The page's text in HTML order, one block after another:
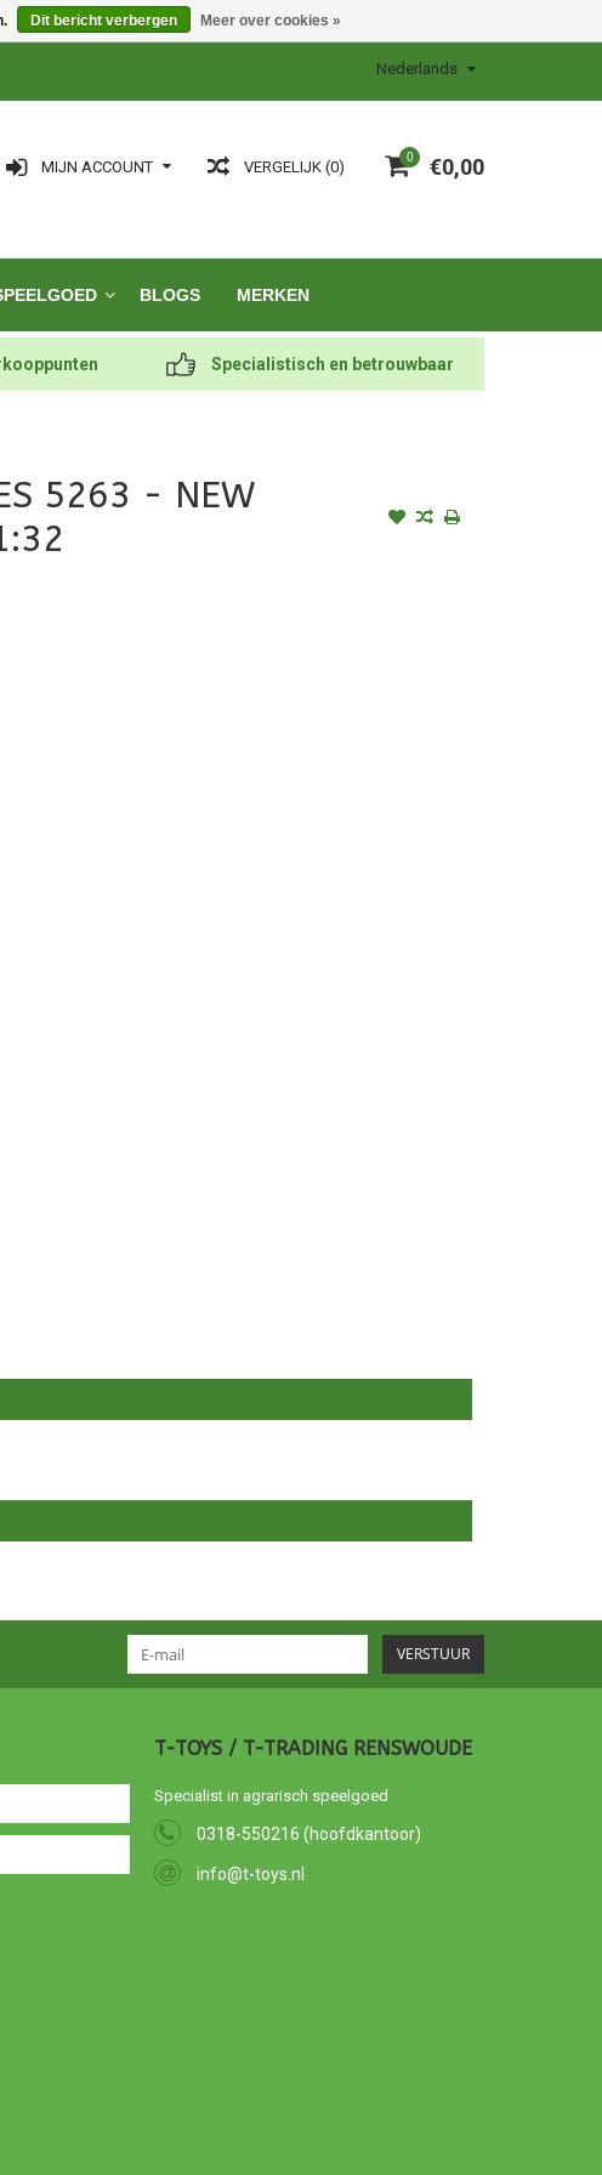
Nederlands
0 €0,00
VERGELIJK (0)
MIJN ACCOUNT
BLOGS MERKEN
Specialistisch en betrouwbaar
5263 - NEW
VERSTUUR
T-TOYS / T-TRADING RENSWOUDE
Specialist in agrarisch speelgoed
0318-550216 (hoofdkantoor)
info@t-toys.nl
Dit bericht verbergen Meer over cookies »